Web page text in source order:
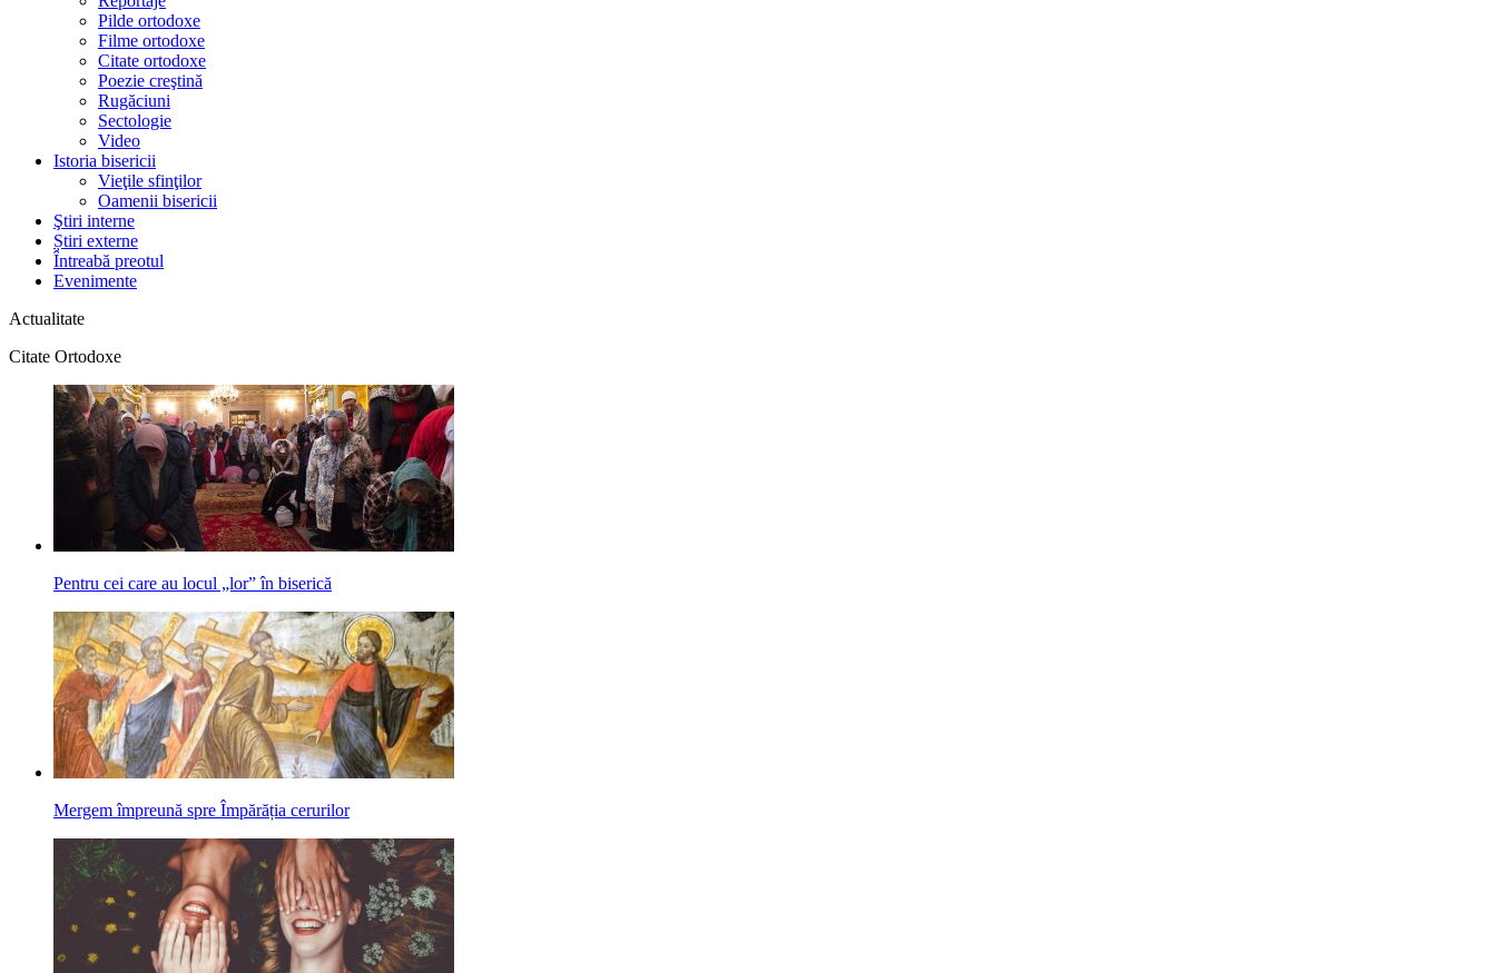
Pilde ortodoxe
Filme ortodoxe
Citate ortodoxe
Poezie creştină
Rugăciuni
Sectologie
Video
Istoria bisericii
Vieţile sfinţilor
Oamenii bisericii
Ştiri interne
Știri externe
Întreabă preotul
Evenimente
Actualitate
Citate Ortodoxe
Pentru cei care au locul „lor” în biserică
Mergem împreună spre Împărăția cerurilor